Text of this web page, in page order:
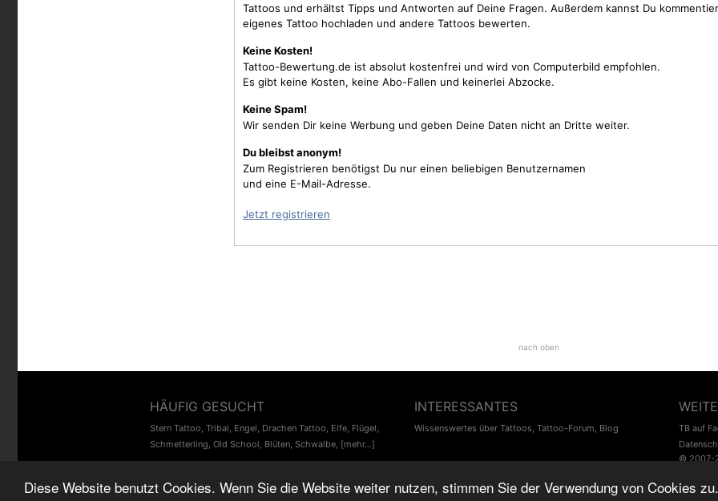
Diese Website benutzt Cookies. Wenn Sie die Website weiter nutzen, stimmen Sie der Verwendung von Cookies zu.
Tattoos und erhältst Tipps und Antworten auf Deine Fragen. Außerdem kannst Du
eigenes Tattoo hochladen und andere Tattoos bewerten.
Keine Kosten!
Tattoo-Bewertung.de ist absolut kostenfrei und wird von Computerbild empfohlen.
Es gibt keine Kosten, keine Abo-Fallen und keinerlei Abzocke.
Keine Spam!
Wir senden Dir keine Werbung und geben Deine Daten nicht an Dritte weiter.
Du bleibst anonym!
Zum Registrieren benötigst Du nur einen beliebigen Benutzernamen
und eine E-Mail-Adresse.
Jetzt registrieren
nach oben
HÄUFIG GESUCHT
Stern Tattoo, Tribal, Engel, Drachen Tattoo, Elfe, Flügel,
Schmetterling, Old School, Blüten, Schwalbe, [mehr...]
INTERESSANTES
Wissenswertes über Tattoos, Tattoo-Forum, Blog TB auf
© 2007-
♥ Tattoo-Bewertung.de liebt dich! Wirklich. ♥